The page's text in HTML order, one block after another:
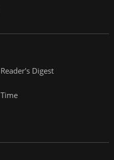
Reader's Digest
Time